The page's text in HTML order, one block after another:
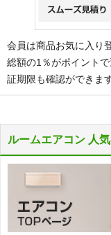
会員は商品お気に入り
総額の1％がポイント
証期限も確認ができます
ルームエアコン 人